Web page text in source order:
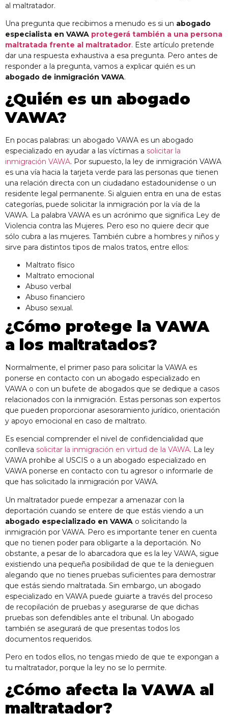
al maltratador.
Una pregunta que recibimos a menudo es si un abogado
especialista en VAWA protegerá también a una persona
maltratada frente al maltratador. Este artículo pretende
dar una respuesta exhaustiva a esa pregunta. Pero antes de
responder a la pregunta, vamos a explicar quién es un
abogado de inmigración VAWA.
¿Quién es un abogado
VAWA?
En pocas palabras: un abogado VAWA es un abogado
especializado en ayudar a las víctimas a solicitar la
inmigración VAWA. Por supuesto, la ley de inmigración VAWA
es una vía hacia la tarjeta verde para las personas que tienen
una relación directa con un ciudadano estadounidense o un
residente legal permanente. Si alguien entra en una de estas
categorías, puede solicitar la inmigración por la vía de la
VAWA. La palabra VAWA es un acrónimo que significa Ley de
Violencia contra las Mujeres. Pero eso no quiere decir que
sólo cubra a las mujeres. También cubre a hombres y niños y
sirve para distintos tipos de malos tratos, entre ellos:
Maltrato físico
Maltrato emocional
Abuso verbal
Abuso financiero
Abuso sexual.
¿Cómo protege la VAWA
a los maltratados?
Normalmente, el primer paso para solicitar la VAWA es
ponerse en contacto con un abogado especializado en
VAWA o con un bufete de abogados que se dedique a casos
relacionados con la inmigración. Estas personas son expertos
que pueden proporcionar asesoramiento jurídico, orientación
y apoyo emocional en caso de maltrato.
Es esencial comprender el nivel de confidencialidad que
conlleva solicitar la inmigración en virtud de la VAWA. La ley
VAWA prohíbe al USCIS o a un abogado especializado en
VAWA ponerse en contacto con tu agresor o informarle de
que has solicitado la inmigración por VAWA.
Un maltratador puede empezar a amenazar con la
deportación cuando se entere de que estás viendo a un
abogado especializado en VAWA o solicitando la
inmigración por VAWA. Pero es importante tener en cuenta
que no tienen poder para obligarte a la deportación. No
obstante, a pesar de lo abarcadora que es la ley VAWA, sigue
existiendo una pequeña posibilidad de que te la denieguen
alegando que no tienes pruebas suficientes para demostrar
que estás siendo maltratada. Sin embargo, un abogado
especializado en VAWA puede guiarte a través del proceso
de recopilación de pruebas y asegurarse de que dichas
pruebas son defendibles ante el tribunal. Un abogado
también se asegurará de que presentas todos los
documentos requeridos.
Pero en todos ellos, no tengas miedo de que te expongan a
tu maltratador, porque la ley no se lo permite.
¿Cómo afecta la VAWA al
maltratador?